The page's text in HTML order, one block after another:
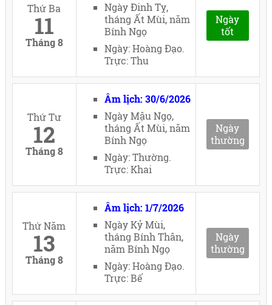
Thứ Ba
11
Tháng 8
Ngày Đinh Tỵ,
tháng Ất Mùi, năm
Bính Ngọ
Ngày: Hoàng Đạo.
Trực: Thu
Ngày
tốt
Thứ Tư
12
Tháng 8
Âm lịch: 30/6/2026
Ngày Mậu Ngọ,
tháng Ất Mùi, năm
Bính Ngọ
Ngày: Thường.
Trực: Khai
Ngày
thường
Thứ Năm
13
Tháng 8
Âm lịch: 1/7/2026
Ngày Kỷ Mùi,
tháng Bính Thân,
năm Bính Ngọ
Ngày: Hoàng Đạo.
Trực: Bế
Ngày
thường